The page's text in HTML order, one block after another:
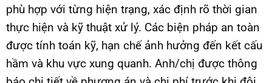
phù hợp với từng hiện trạng, xác định rõ thời gian
thực hiện và kỹ thuật xử lý. Các biện pháp an toàn
được tính toán kỹ, hạn chế ảnh hưởng đến kết cấu
hầm và khu vực xung quanh. Anh/chị được thông